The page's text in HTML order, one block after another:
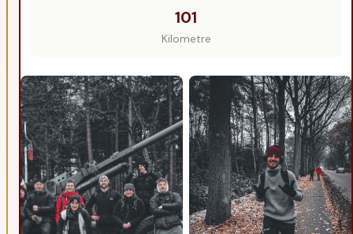
101
Kilometre